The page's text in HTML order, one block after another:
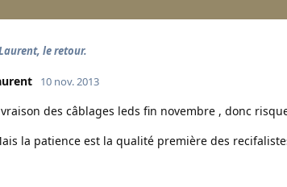
le retour.
10 nov. 2013
des câblages leds fin novembre , donc
la patience est la qualité première des